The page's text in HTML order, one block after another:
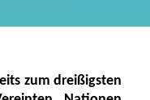
zum dreißigsten